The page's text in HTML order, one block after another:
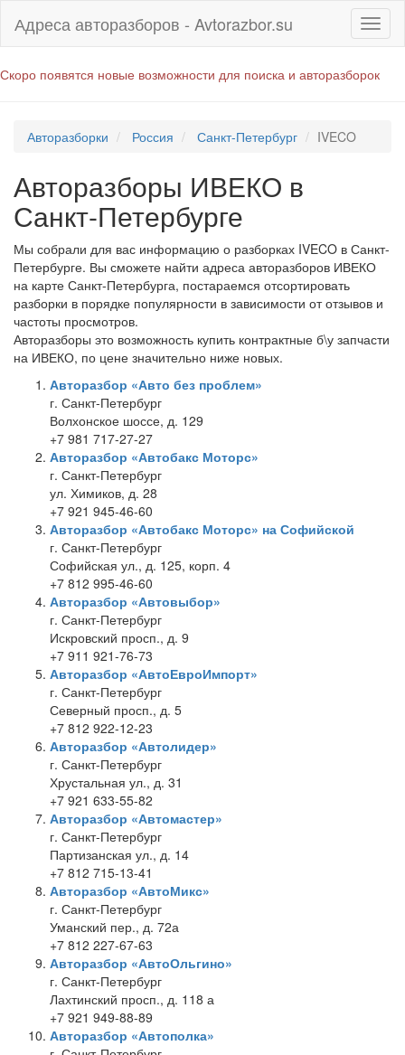
Адреса авторазборов - Avtorazbor.su
Скоро появятся новые возможности для поиска и авторазборок
Авторазборки Россия Санкт-Петербург IVECO
Авторазборы ИВЕКО в
Санкт-Петербурге
Мы собрали для вас информацию о разборках IVECO в Санкт-
Петербурге. Вы сможете найти адреса авторазборов ИВЕКО
на карте Санкт-Петербурга, постараемся отсортировать
разборки в порядке популярности в зависимости от отзывов и
частоты просмотров.
Авторазборы это возможность купить контрактные б\у запчасти
на ИВЕКО, по цене значительно ниже новых.
Авторазбор «Авто без проблем»
г. Санкт-Петербург
Волхонское шоссе, д. 129
+7 981 717-27-27
Авторазбор «Автобакс Моторс»
г. Санкт-Петербург
ул. Химиков, д. 28
+7 921 945-46-60
Авторазбор «Автобакс Моторс» на Софийской
г. Санкт-Петербург
Софийская ул., д. 125, корп. 4
+7 812 995-46-60
Авторазбор «Автовыбор»
г. Санкт-Петербург
Искровский просп., д. 9
+7 911 921-76-73
Авторазбор «АвтоЕвроИмпорт»
г. Санкт-Петербург
Северный просп., д. 5
+7 812 922-12-23
Авторазбор «Автолидер»
г. Санкт-Петербург
Хрустальная ул., д. 31
+7 921 633-55-82
Авторазбор «Автомастер»
г. Санкт-Петербург
Партизанская ул., д. 14
+7 812 715-13-41
Авторазбор «АвтоМикс»
г. Санкт-Петербург
Уманский пер., д. 72а
+7 812 227-67-63
Авторазбор «АвтоОльгино»
г. Санкт-Петербург
Лахтинский просп., д. 118 а
+7 921 949-88-89
Авторазбор «Автополка»